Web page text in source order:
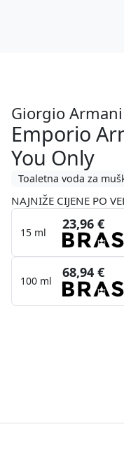
Giorgio Armani
Emporio
You Only
Toaletna voda za
NAJNIŽE CIJENE PO
15 ml
23,96 €
100 ml
68,94 €